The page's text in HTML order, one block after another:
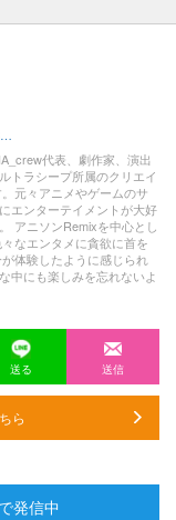
https://www.facebook.com/takeshi.kato.3557
代表、劇作家、演出
トラシープ所属のクリエイ
元々アニメやゲームのサ
エンターテイメントが大好
アニソンRemixを中心とし
なエンタメに貪欲に首を
体験したように感じられ
中にも楽しみを忘れないよ
送る 送信
ら
発信中